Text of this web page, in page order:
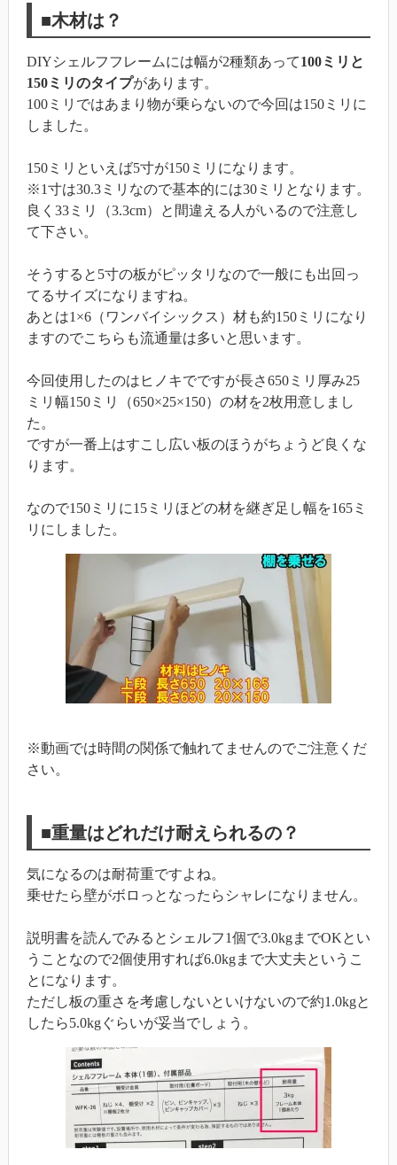
■木材は？
DIYシェルフフレームには幅が2種類あって100ミリと
150ミリのタイプがあります。
100ミリではあまり物が乗らないので今回は150ミリに
しました。
150ミリといえば5寸が150ミリになります。
※1寸は30.3ミリなので基本的には30ミリとなります。
良く33ミリ（3.3cm）と間違える人がいるので注意し
て下さい。
そうすると5寸の板がピッタリなので一般にも出回っ
てるサイズになりますね。
あとは1×6（ワンバイシックス）材も約150ミリになり
ますのでこちらも流通量は多いと思います。
今回使用したのはヒノキでですが長さ650ミリ厚み25
ミリ幅150ミリ（650×25×150）の材を2枚用意しまし
た。
ですが一番上はすこし広い板のほうがちょうど良くな
ります。
なので150ミリに15ミリほどの材を継ぎ足し幅を165ミ
リにしました。
※動画では時間の関係で触れてませんのでご注意くだ
さい。
■重量はどれだけ耐えられるの？
気になるのは耐荷重ですよね。
乗せたら壁がボロっとなったらシャレになりません。
説明書を読んでみるとシェルフ1個で3.0kgまでOKとい
うことなので2個使用すれば6.0kgまで大丈夫というこ
とになります。
ただし板の重さを考慮しないといけないので約1.0kgと
したら5.0kgぐらいが妥当でしょう。